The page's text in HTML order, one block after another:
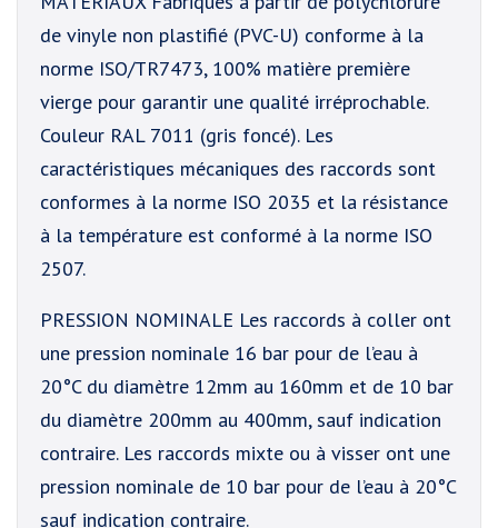
de vinyle non plastifié (PVC-U) conforme à la
norme ISO/TR7473, 100% matière première
vierge pour garantir une qualité irréprochable.
Couleur RAL 7011 (gris foncé). Les
caractéristiques mécaniques des raccords sont
conformes à la norme ISO 2035 et la résistance
à la température est conformé à la norme ISO
2507.
PRESSION NOMINALE Les raccords à coller ont
une pression nominale 16 bar pour de l’eau à
20°C du diamètre 12mm au 160mm et de 10 bar
du diamètre 200mm au 400mm, sauf indication
contraire. Les raccords mixte ou à visser ont une
pression nominale de 10 bar pour de l’eau à 20°C
sauf indication contraire.